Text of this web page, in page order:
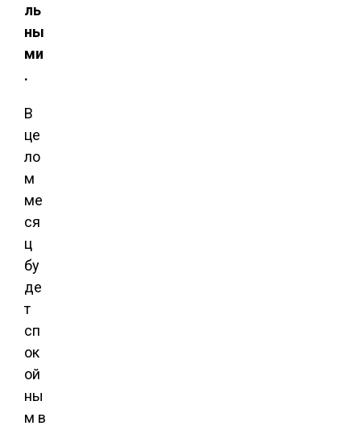
ль
ны
ми
.
В
це
ло
м
ме
ся
ц
бу
де
т
сп
ок
ой
ны
м в